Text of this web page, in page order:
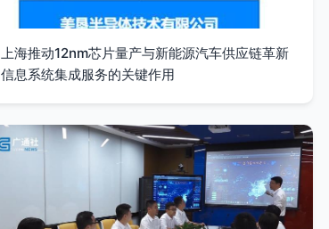
上海推动12nm芯片量产与新能源汽车供应链革新
信息系统集成服务的关键作用